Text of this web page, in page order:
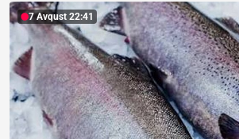
7 Avqust 22:41